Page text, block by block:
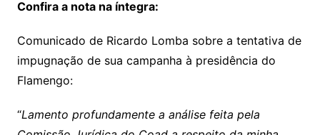
Confira a nota na íntegra:
Comunicado de Ricardo Lomba sobre a tentativa de
impugnação de sua campanha à presidência do
Flamengo:
“Lamento profundamente a análise feita pela